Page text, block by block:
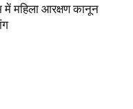
में महिला आरक्षण कानून